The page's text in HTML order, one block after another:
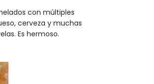
con múltiples
cerveza y muchas
Es hermoso.